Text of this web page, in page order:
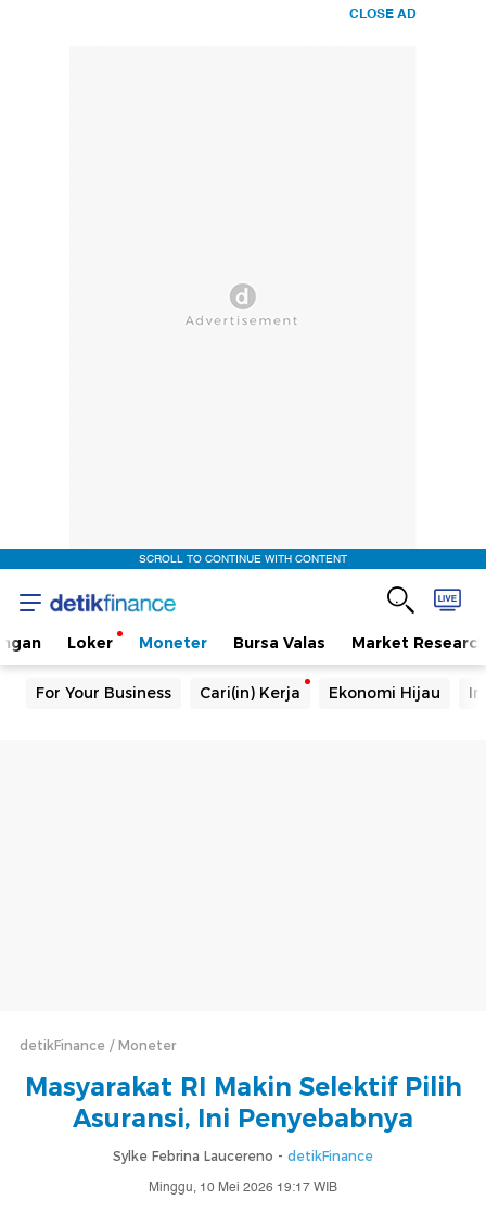
CLOSE AD
SCROLL TO CONTINUE WITH CONTENT
Loker Moneter Bursa Valas Market Research
For Your Business Cari(in) Kerja Ekonomi Hijau
detikFinance Moneter
Masyarakat RI Makin Selektif Pilih
Asuransi, Ini Penyebabnya
Sylke Febrina Laucereno - detikFinance
Minggu, 10 Mei 2026 19:17 WIB